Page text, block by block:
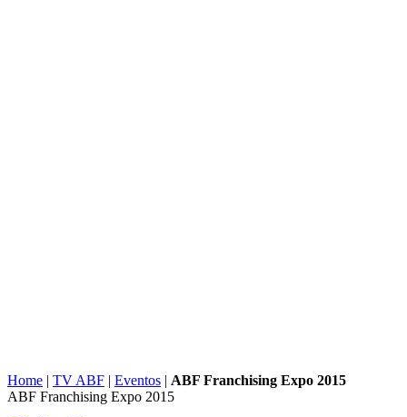
Home | TV ABF | Eventos | ABF Franchising Expo 2015
ABF Franchising Expo 2015